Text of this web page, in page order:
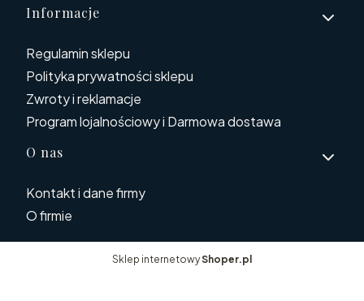
Informacje
Regulamin sklepu
Polityka prywatności sklepu
Zwroty i reklamacje
Program lojalnościowy i Darmowa dostawa
O nas
Kontakt i dane firmy
O firmie
Sklep internetowyShoper.pl